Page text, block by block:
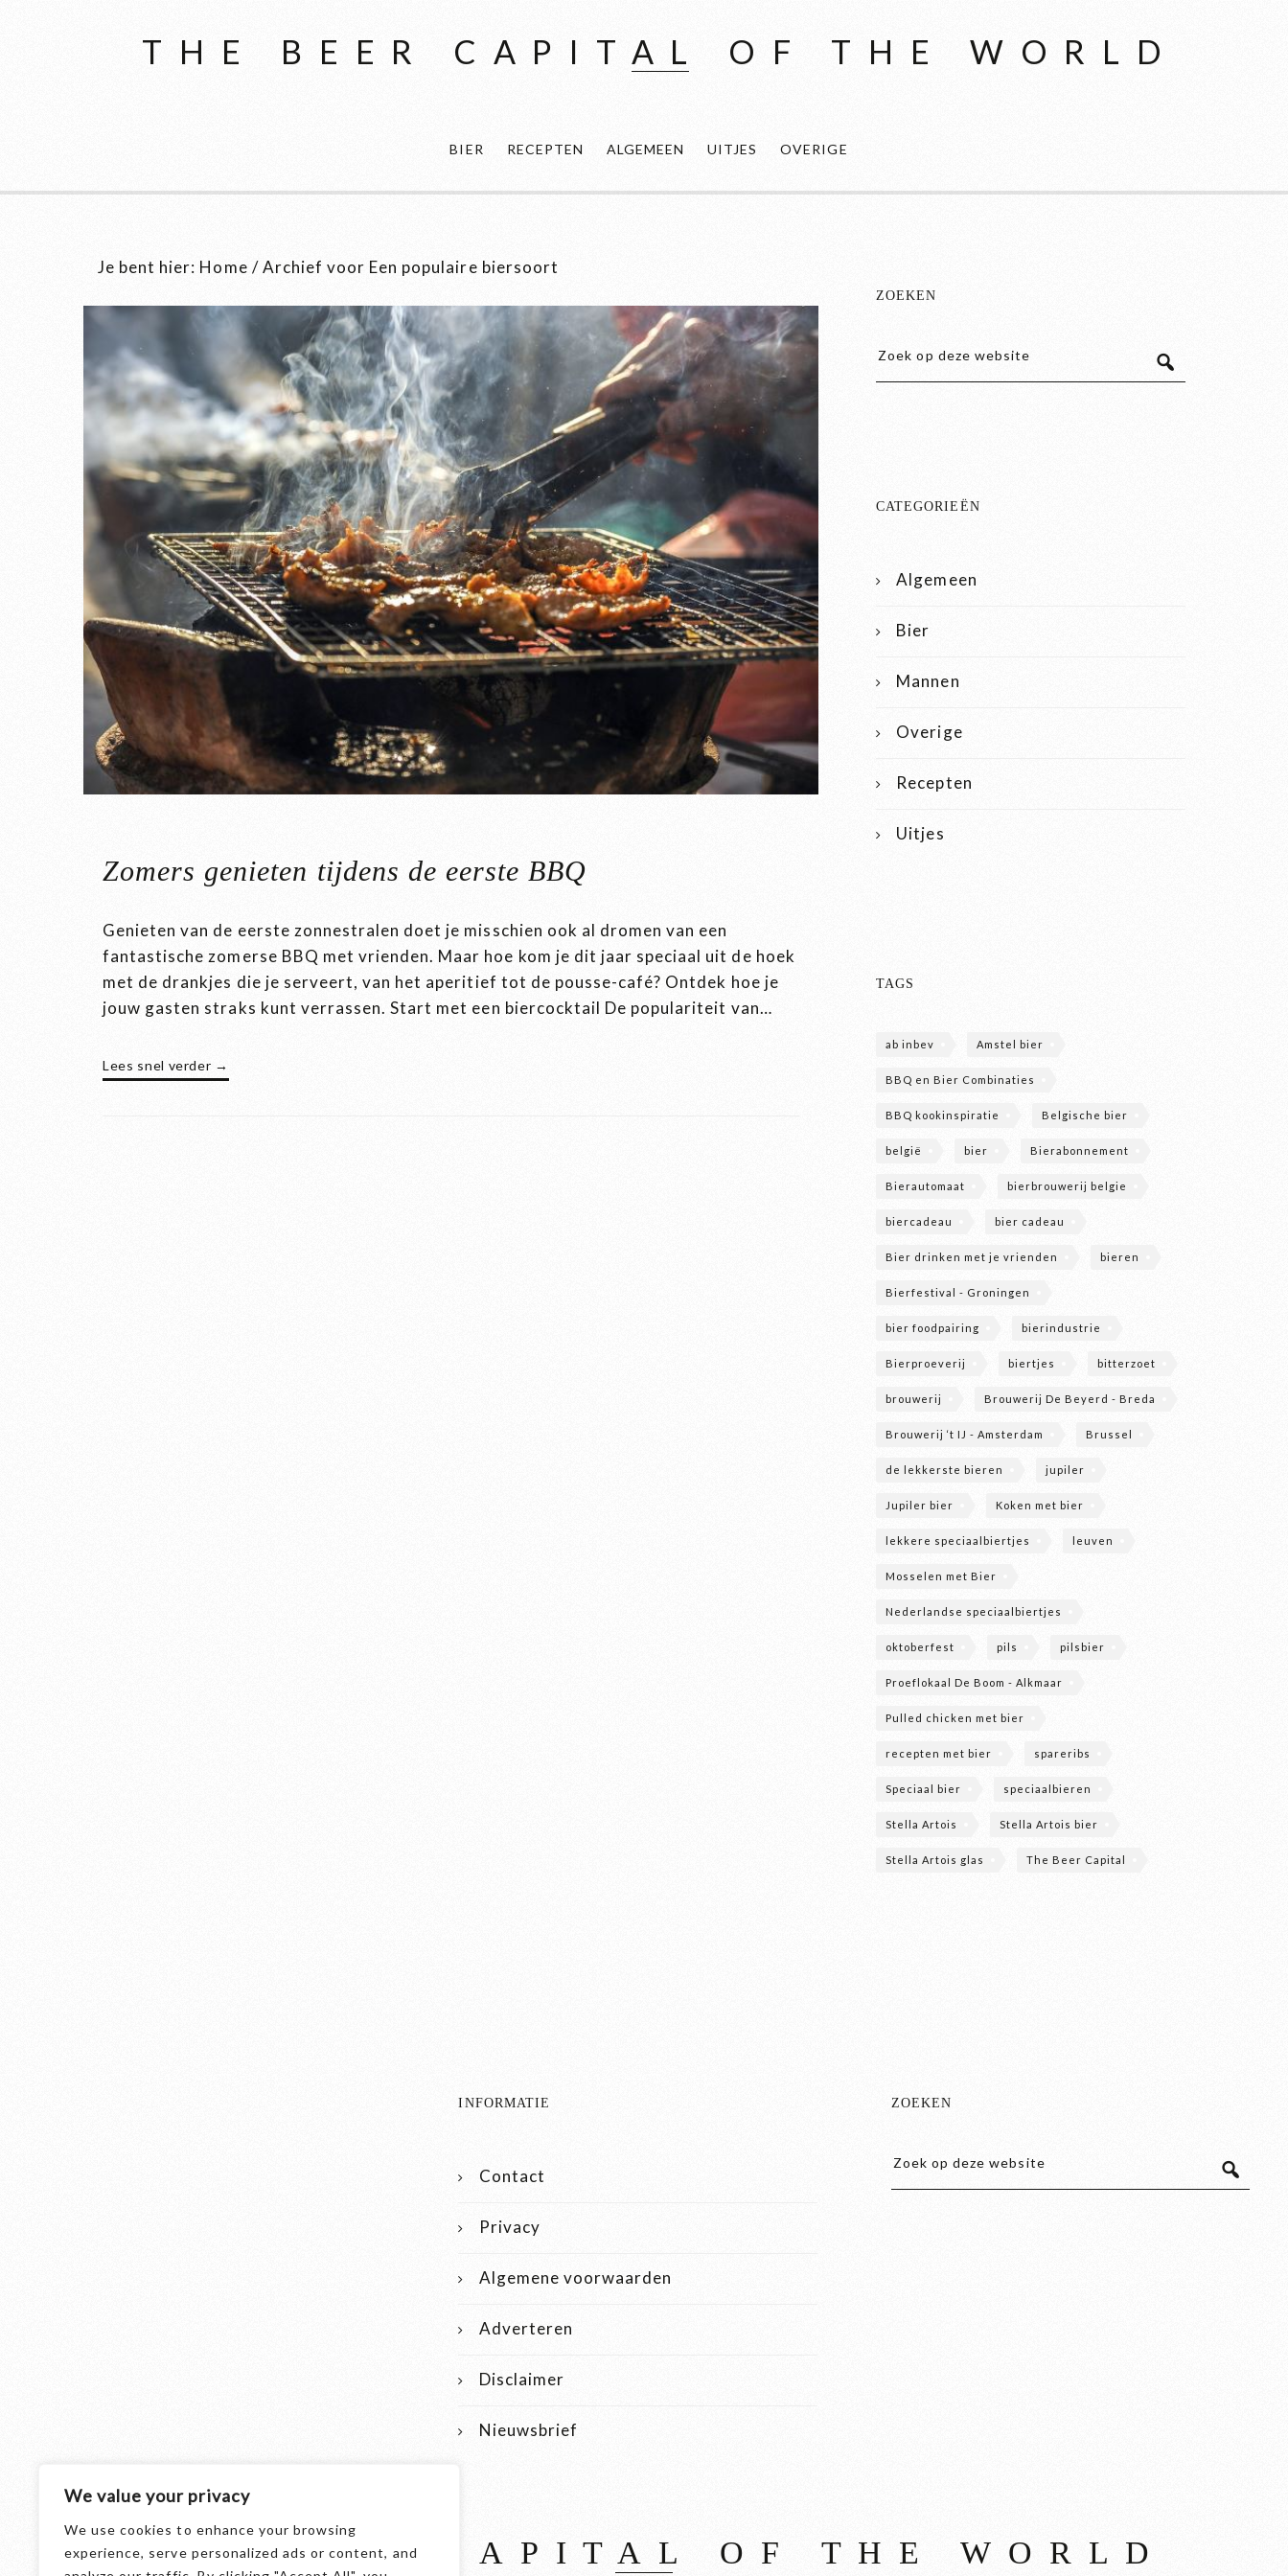
We value your privacy
We use cookies to enhance your browsing
experience, serve personalized ads or content, and
THE BEER CAPITAL OF THE WORLD
BIER RECEPTEN ALGEMEEN UITJES OVERIGE
Je bent hier: Home /Archief voor Een populaire biersoort
Zomers genieten tijdens de eerste BBQ
Genieten van de eerste zonnestralen doet je misschien ook al dromen van een
fantastische zomerse BBQ met vrienden. Maar hoe kom je dit jaar speciaal uit de hoek
met de drankjes die je serveert, van het aperitief tot de pousse-café? Ontdek hoe je
jouw gasten straks kunt verrassen. Start met een biercocktail De populariteit van…
Lees snel verder →
ZOEKEN
CATEGORIEËN
Algemeen
Bier
Mannen
Overige
Recepten
Uitjes
TAGS
ab inbev Amstel bier
BBQ en Bier Combinaties
BBQ kookinspiratie Belgische bier
belgië bier Bierabonnement
Bierautomaat bierbrouwerij belgie
biercadeau bier cadeau
Bier drinken met je vrienden bieren
Bierfestival - Groningen
bier foodpairing bierindustrie
Bierproeverij biertjes bitterzoet
brouwerij Brouwerij De Beyerd - Breda
Brouwerij ‘t IJ - Amsterdam Brussel
de lekkerste bieren jupiler
Jupiler bier Koken met bier
lekkere speciaalbiertjes leuven
Mosselen met Bier
Nederlandse speciaalbiertjes
oktoberfest pils pilsbier
Proeflokaal De Boom - Alkmaar
Pulled chicken met bier
recepten met bier spareribs
Speciaal bier speciaalbieren
Stella Artois Stella Artois bier
Stella Artois glas The Beer Capital
INFORMATIE
Contact
Privacy
Algemene voorwaarden
Adverteren
Disclaimer
Nieuwsbrief
ZOEKEN
THE BEER CAPITAL OF THE WORLD